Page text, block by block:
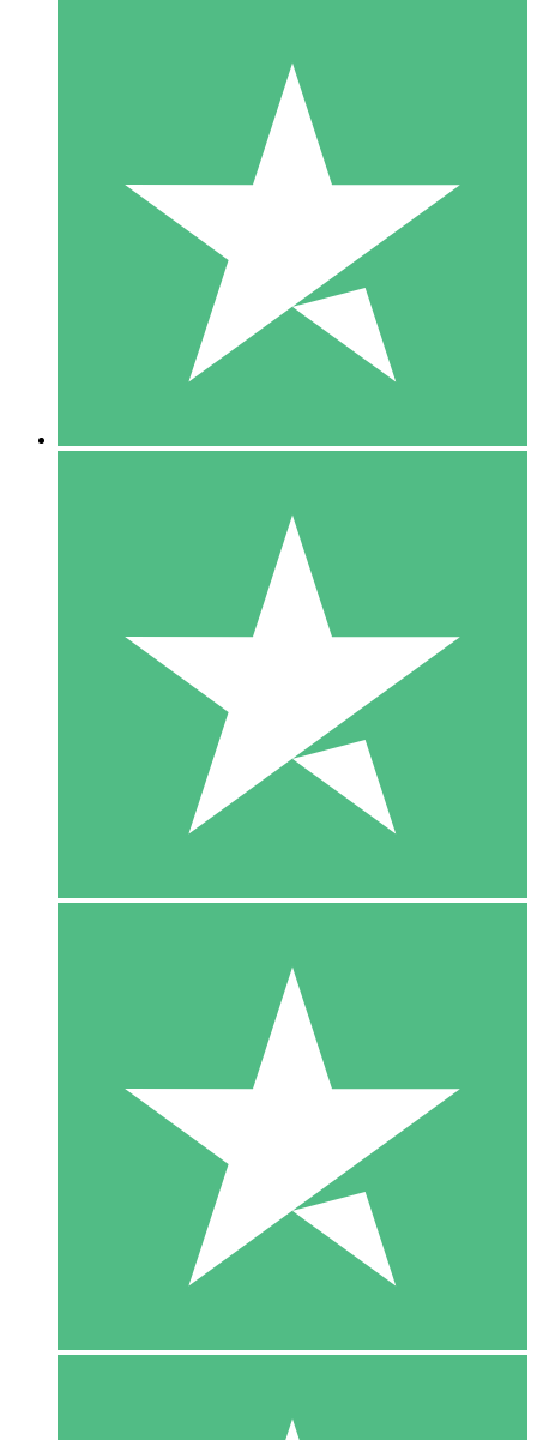
Individuella Kreditpaket
Betala per användning med nedladdningskrediter. Inget
1 Nedladdningar
10 00
10 Nedladdningar
20 00